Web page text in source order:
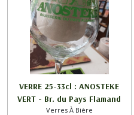
VERRE 25-33cl : ANOSTEKE
VERT - Br. du Pays Flamand
Verres À Bière